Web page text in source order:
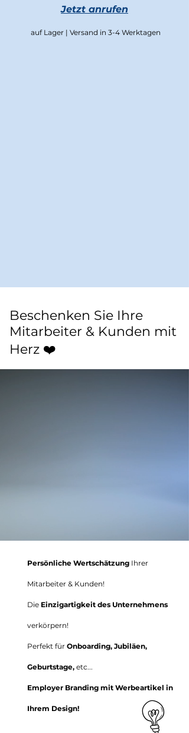
Jetzt anrufen
auf Lager | Versand in 3-4 Werktagen
Beschenken Sie Ihre
Mitarbeiter & Kunden mit
Herz ❤️
Persönliche Wertschätzung Ihrer
Mitarbeiter & Kunden!
Die Einzigartigkeit des Unternehmens
verkörpern!
Perfekt für Onboarding, Jubiläen,
Geburtstage, etc...
Employer Branding mit Werbeartikel in
Ihrem Design!